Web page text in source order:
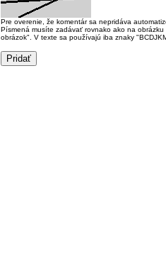
Pre overenie, že komentár sa nepridáva
Písmená musíte zadávať rovnako ako na
obrázok". V texte sa používajú iba znaky